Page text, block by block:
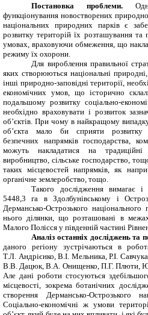
Постановка проблеми.
функціонування новостворених
національних природних парків є
розвитку територій їх розташування
умовах, враховуючи обмеження, що
режиму їх охорони.
Для вироблення правильної
яких створюються національні
інші природно-заповідні території,
економічних умов, що історично
подальшому розвитку соціально-
необхідно враховувати і розвиток
об’єктів. При чому в найкращому
об’єкта мало би сприяти розвитку
безпечних напрямків господарства,
можуть накладатися на традиційні
виробництво, сільське господарство,
таких місцевостей напрямків, як
органічне землеробство, тощо.
Такого дослідження вимагає
5448,3 га в Здолбунівському і
Дермансько-Острозького
нього ділянки, що розташовані в
Малого Полісся у південній частині
Аналіз останніх досліджень та
даного регіону зустрічаються в
Т.Л. Андрієнко, В.І. Мельника, Р.І.
В.В. Дацюк, В.А. Онищенко, П.Г. Плюти,
Але дані роботи стосуються
місцевості, зокрема ботанічних
створення Дермансько-Острозького
Соціально-економічні ж умови